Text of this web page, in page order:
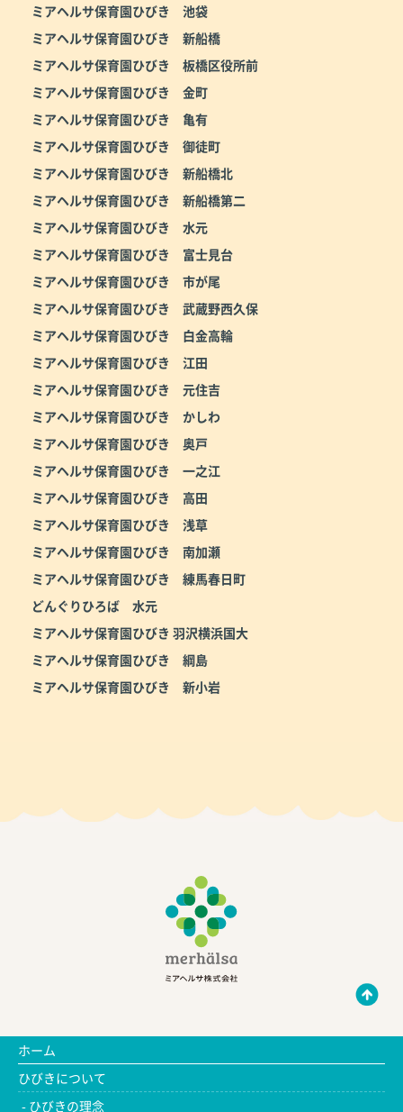
ミアヘルサ保育園ひびき 池袋
ミアヘルサ保育園ひびき 新船橋
ミアヘルサ保育園ひびき 板橋区役所前
ミアヘルサ保育園ひびき 金町
ミアヘルサ保育園ひびき 亀有
ミアヘルサ保育園ひびき 御徒町
ミアヘルサ保育園ひびき 新船橋北
ミアヘルサ保育園ひびき 新船橋第二
ミアヘルサ保育園ひびき 水元
ミアヘルサ保育園ひびき 富士見台
ミアヘルサ保育園ひびき 市が尾
ミアヘルサ保育園ひびき 武蔵野西久保
ミアヘルサ保育園ひびき 白金高輪
ミアヘルサ保育園ひびき 江田
ミアヘルサ保育園ひびき 元住吉
ミアヘルサ保育園ひびき かしわ
ミアヘルサ保育園ひびき 奥戸
ミアヘルサ保育園ひびき 一之江
ミアヘルサ保育園ひびき 高田
ミアヘルサ保育園ひびき 浅草
ミアヘルサ保育園ひびき 南加瀬
ミアヘルサ保育園ひびき 練馬春日町
どんぐりひろば 水元
ミアヘルサ保育園ひびき 羽沢横浜国大
ミアヘルサ保育園ひびき 綱島
ミアヘルサ保育園ひびき 新小岩
ホーム
ひびきについて
ひびきの理念